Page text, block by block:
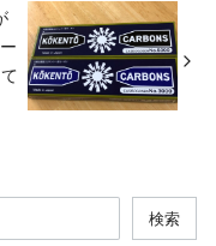
検索